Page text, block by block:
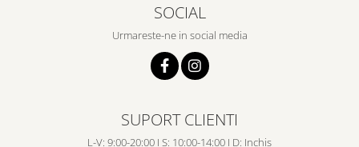
SOCIAL
Urmareste-ne in social media
SUPORT CLIENTI
L-V: 9:00-20:00 I S: 10:00-14:00 I D: Inchis